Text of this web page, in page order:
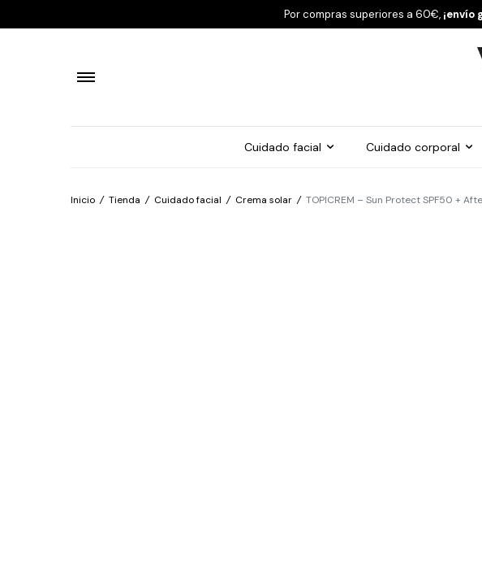
Por compras superiores a 60€, ¡envío
Cuidado facial Cuidado corporal
Inicio / Tienda / Cuidado facial / Crema solar / TOPICREM – Sun Protect SPF50 +